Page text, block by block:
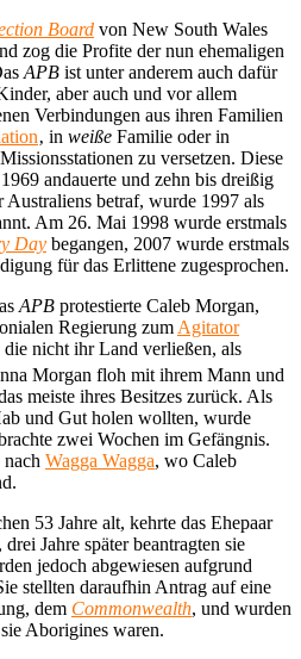
Board von New South Wales
zog die Profite der nun ehemaligen
APB ist unter anderem auch dafür
aber auch und vor allem
Verbindungen aus ihren Familien
‚ in weiße Familie oder in
zu versetzen. Diese
andauerte und zehn bis dreißig
betraf, wurde 1997 als
Am 26. Mai 1998 wurde erstmals
Day begangen, 2007 wurde erstmals
für das Erlittene zugesprochen.
APB protestierte Caleb Morgan,
Regierung zum Agitator
die nicht ihr Land verließen, als
Morgan floh mit ihrem Mann und
meiste ihres Besitzes zurück. Als
und Gut holen wollten, wurde
zwei Wochen im Gefängnis.
Wagga Wagga, wo Caleb
53 Jahre alt, kehrte das Ehepaar
Jahre später beantragten sie
jedoch abgewiesen aufgrund
stellten daraufhin Antrag auf eine
dem Commonwealth, und wurden
Aborigines waren.